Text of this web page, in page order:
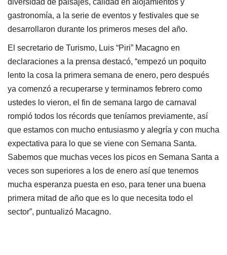
gastronomía, a la serie de eventos y festivales que se
desarrollaron durante los primeros meses del año.
El secretario de Turismo, Luis “Piri” Macagno en
declaraciones a la prensa destacó, “empezó un poquito
lento la cosa la primera semana de enero, pero después
ya comenzó a recuperarse y terminamos febrero como
ustedes lo vieron, el fin de semana largo de carnaval
rompió todos los récords que teníamos previamente, así
que estamos con mucho entusiasmo y alegría y con mucha
expectativa para lo que se viene con Semana Santa.
Sabemos que muchas veces los picos en Semana Santa a
veces son superiores a los de enero así que tenemos
mucha esperanza puesta en eso, para tener una buena
primera mitad de año que es lo que necesita todo el
sector”, puntualizó Macagno.